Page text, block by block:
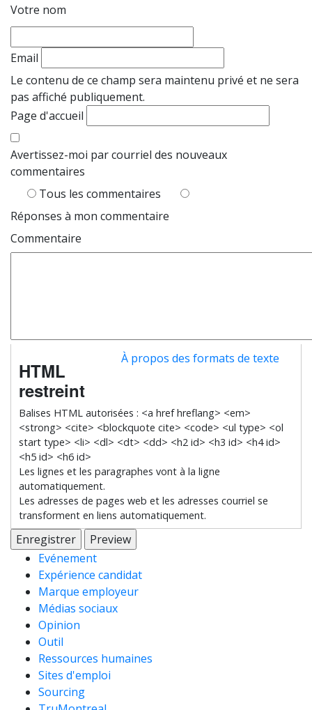
Votre nom
Email
Le contenu de ce champ sera maintenu privé et ne sera
pas affiché publiquement.
Page d'accueil
Avertissez-moi par courriel des nouveaux
commentaires
Tous les commentaires
Réponses à mon commentaire
Commentaire
À propos des formats de texte
HTML
restreint
Balises HTML autorisées : <a href hreflang> <em>
<strong> <cite> <blockquote cite> <code> <ul type> <ol
start type> <li> <dl> <dt> <dd> <h2 id> <h3 id> <h4 id>
<h5 id> <h6 id>
Les lignes et les paragraphes vont à la ligne
automatiquement.
Les adresses de pages web et les adresses courriel se
transforment en liens automatiquement.
Menu
catégories
Evénement
Expérience candidat
Marque employeur
Médias sociaux
Opinion
Outil
Ressources humaines
Sites d'emploi
Sourcing